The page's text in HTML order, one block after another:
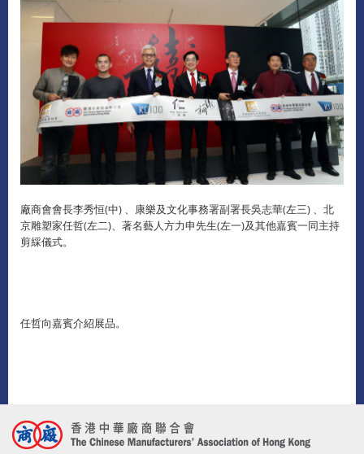
廠商會會長李秀恒(中) 、康樂及文化事務署副署長吳志華(左三) 、北
京雕塑家任哲(左二)、著名藝人方力申先生(左一)及其他嘉賓一同主持
剪綵儀式。
任哲向嘉賓介紹展品。